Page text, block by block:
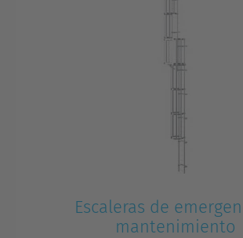
Escaleras de
mantenimiento